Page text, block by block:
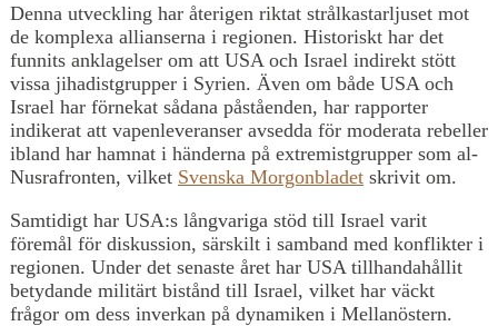
Denna utveckling har återigen riktat strålkastarljuset mot
de komplexa allianserna i regionen. Historiskt har det
funnits anklagelser om att USA och Israel indirekt stött
vissa jihadistgrupper i Syrien. Även om både USA och
Israel har förnekat sådana påståenden, har rapporter
indikerat att vapenleveranser avsedda för moderata rebeller
ibland har hamnat i händerna på extremistgrupper som al-
Nusrafronten, vilket Svenska Morgonbladet skrivit om.
Samtidigt har USA:s långvariga stöd till Israel varit
föremål för diskussion, särskilt i samband med konflikter i
regionen. Under det senaste året har USA tillhandahållit
betydande militärt bistånd till Israel, vilket har väckt
frågor om dess inverkan på dynamiken i Mellanöstern.